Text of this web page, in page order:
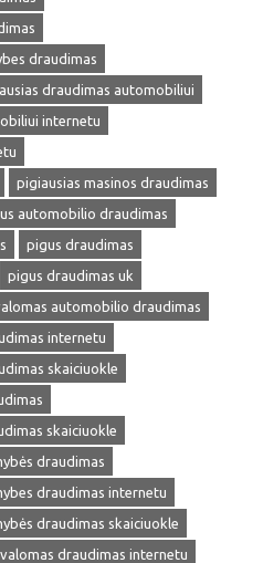
draudimas
draudimas automobiliui
internetu
pigiausias masinos draudimas
automobilio draudimas
pigus draudimas
pigus draudimas uk
automobilio draudimas
internetu
skaiciuokle
skaiciuokle
draudimas
draudimas internetu
draudimas skaiciuokle
draudimas internetu